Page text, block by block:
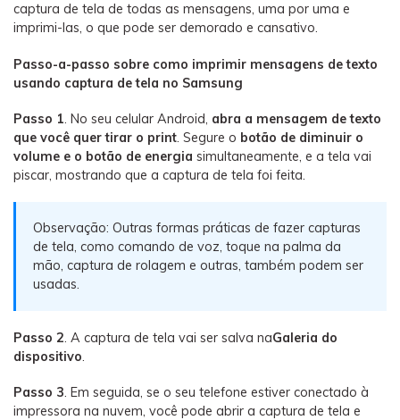
captura de tela de todas as mensagens, uma por uma e
imprimi-las, o que pode ser demorado e cansativo.
Passo-a-passo sobre como imprimir mensagens de texto
usando captura de tela no Samsung
Passo 1. No seu celular Android, abra a mensagem de texto
que você quer tirar o print. Segure o botão de diminuir o
volume e o botão de energia simultaneamente, e a tela vai
piscar, mostrando que a captura de tela foi feita.
Observação: Outras formas práticas de fazer capturas
de tela, como comando de voz, toque na palma da
mão, captura de rolagem e outras, também podem ser
usadas.
Passo 2 . A captura de tela vai ser salva naGaleria do
dispositivo
Passo 3. Em seguida, se o seu telefone estiver conectado à
impressora na nuvem, você pode abrir a captura de tela e